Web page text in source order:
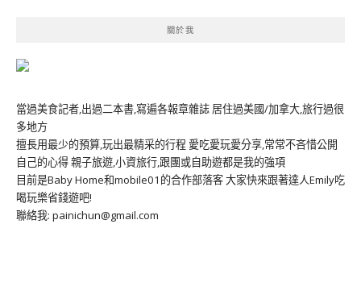
關於我
當過美食記者,出過二本書,寫遍各報章雜誌 居住過美國/加拿大,旅行過很
多地方
擅長用最少的預算,玩出最精采的行程 愛吃愛玩愛分享,常常不吝惜公開
自己的心得 親子旅遊,小資旅行,跟團或自助遊都是我的強項
目前是Baby Home和mobile01的合作部落客 大家快來跟著達人Emily吃
喝玩樂省錢遊吧!
聯絡我: painichun@gmail.com